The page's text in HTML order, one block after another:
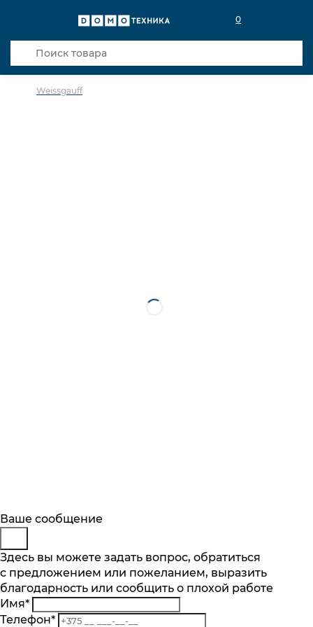
0
Weissgauff
Описание
Отзывы
Основные характеристики
Производительность мотора, м.куб/ч
900
Кол-во скоростей, шт
Будьте в курсе
Подпишитесь на последние обновления
и узнавайте о новинках и специальных
предложениях первыми
Подписаться
Заказ обратного звонка
Представьтесь
Телефон*
Комментарий
Ваше сообщение
Здесь вы можете задать вопрос, обратиться
с предложением или пожеланием, выразить
благодарность или сообщить о плохой работе
Имя*
Телефон*